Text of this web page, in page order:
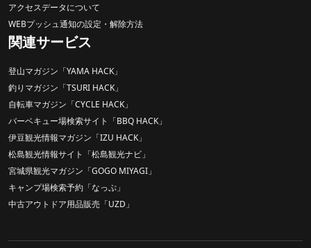
アクセスデータについて
WEBプッシュ通知の設定・解除方法
関連サービス
登山マガジン「YAMA HACK」
釣りマガジン「TSURI HACK」
自転車マガジン「CYCLE HACK」
バーベキュー場検索サイト「BBQ HACK」
伊豆観光情報マガジン「IZU HACK」
松島観光情報サイト「松島観光ナビ」
宮城県観光マガジン「GOGO MIYAGI」
キャンプ場検索予約「なっぷ」
中古アウトドア用品販売「UZD」